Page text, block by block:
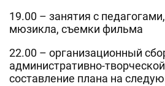
19.00 – занятия с
мюзикла, съемки фильма
22.00 – организационный
административно-
составление плана на